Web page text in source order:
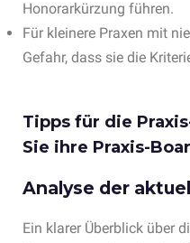
Honorarkürzung führen.
Für kleinere Praxen mit
Gefahr, dass sie die
Tipps für die
Sie ihre Praxis-
Analyse der
Ein klarer Überblick über